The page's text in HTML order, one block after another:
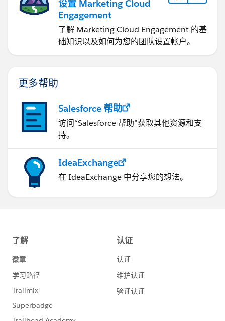
设置 Marketing Cloud
Engagement
了解 Marketing Cloud Engagement 的基
础知识以及如何为您的团队设置帐户。
更多帮助
Salesforce 帮助
访问“Salesforce 帮助”获取其他资源和支
持。
IdeaExchange
在 IdeaExchange 中分享您的想法。